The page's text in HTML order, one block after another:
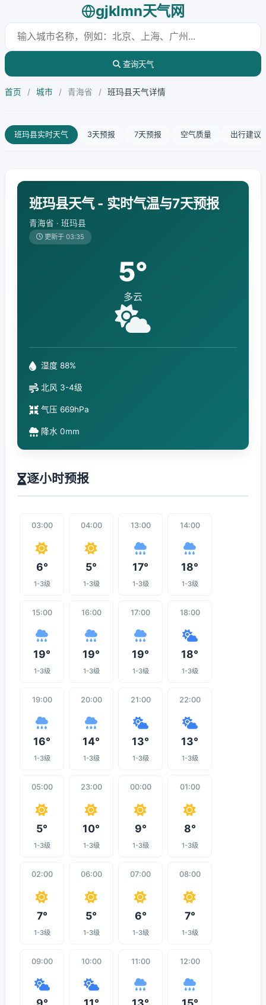
gjklmn天气网
查询天气
首页 / 城市 / 青海省 / 班玛县天气详情
班玛县实时天气 3天预报 7天预报 空气质量 出行建议
班玛县天气 - 实时气温与7天预报
青海省 · 班玛县
更新于 03:35
5°
多云
湿度 88%
北风 3-4级
气压 669hPa
降水 0mm
逐小时预报
03:00
6°
1-3级
04:00
5°
1-3级
13:00
17°
1-3级
14:00
18°
1-3级
15:00
19°
1-3级
16:00
19°
1-3级
17:00
19°
1-3级
18:00
18°
1-3级
19:00
16°
1-3级
20:00
14°
1-3级
21:00
13°
1-3级
22:00
13°
1-3级
05:00
5°
1-3级
23:00
10°
1-3级
00:00
9°
1-3级
01:00
8°
1-3级
02:00
7°
1-3级
06:00
5°
1-3级
07:00
6°
1-3级
08:00
7°
1-3级
09:00 10:00 11:00 12:00